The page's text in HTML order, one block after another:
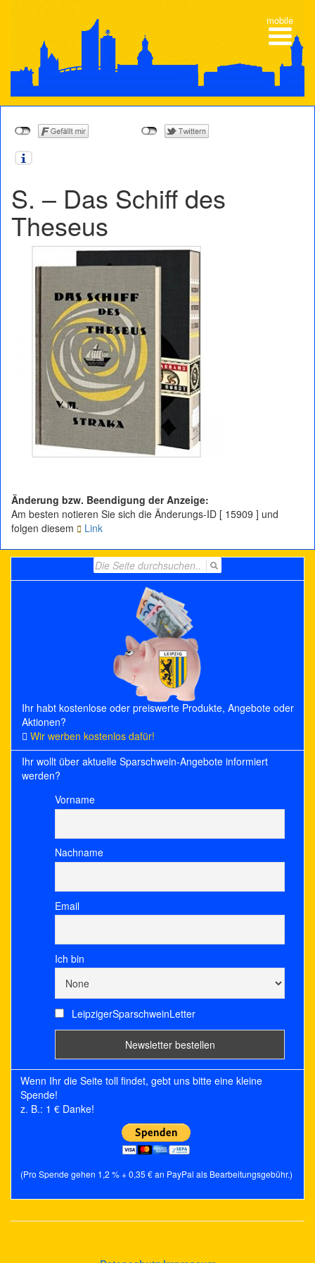
S. – Das Schiff des
Theseus
Änderung bzw. Beendigung der Anzeige:
Am besten notieren Sie sich die Änderungs-ID [ 15909 ] und
folgen diesem
Link
for:
Ihr habt kostenlose oder preiswerte Produkte, Angebote oder
Aktionen?
Wir werben kostenlos dafür!
Ihr wollt über aktuelle Sparschwein-Angebote informiert
werden?
Vorname
Nachname
Email
Ich bin
LeipzigerSparschweinLetter
Wenn Ihr die Seite toll findet, gebt uns bitte eine kleine
Spende!
z. B.: 1 € Danke!
(Pro Spende gehen 1,2 % + 0,35 € an PayPal als Bearbeitungsgebühr.)
mobile